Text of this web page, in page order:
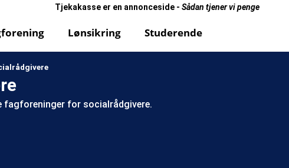
Tjekakasse er en annonceside - Sådan tjener vi penge
Lønsikring Studerende
fagforeninger for socialrådgivere.